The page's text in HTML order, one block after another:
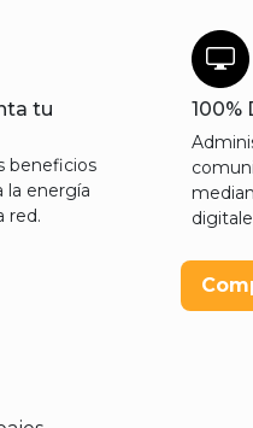
tu
beneficios
la energía
red.
100%